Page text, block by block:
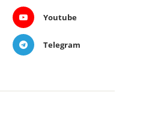
Youtube
Telegram